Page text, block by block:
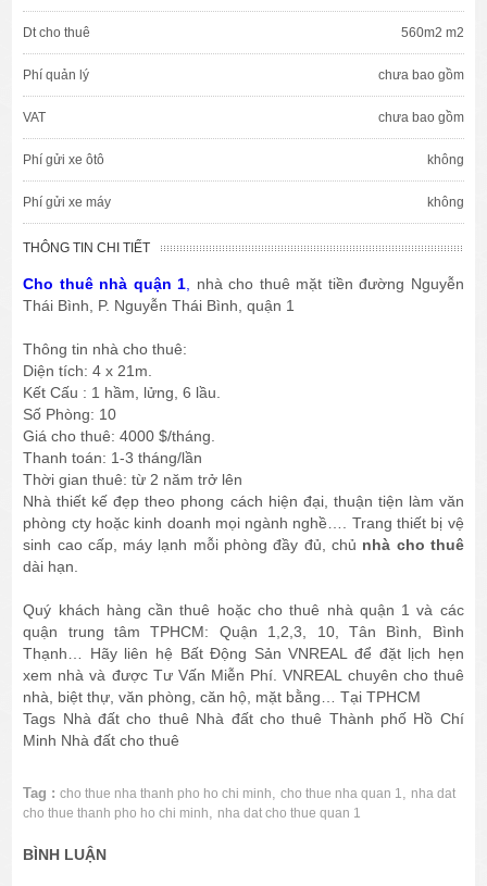
Dt cho thuê 560m2 m2
Phí quản lý chưa bao gồm
VAT chưa bao gồm
Phí gửi xe ôtô không
Phí gửi xe máy không
THÔNG TIN CHI TIẾT
Cho thuê nhà quận 1, nhà cho thuê mặt tiền đường Nguyễn
Thái Bình, P. Nguyễn Thái Bình, quận 1
Thông tin nhà cho thuê:
Diện tích: 4 x 21m.
Kết Cấu : 1 hầm, lửng, 6 lầu.
Số Phòng: 10
Giá cho thuê: 4000 $/tháng.
Thanh toán: 1-3 tháng/lần
Thời gian thuê: từ 2 năm trở lên
Nhà thiết kế đẹp theo phong cách hiện đại, thuận tiện làm văn
phòng cty hoặc kinh doanh mọi ngành nghề…. Trang thiết bị vệ
sinh cao cấp, máy lạnh mỗi phòng đầy đủ, chủ nhà cho thuê
dài hạn.
Quý khách hàng cần thuê hoặc cho thuê nhà quận 1 và các
quận trung tâm TPHCM: Quận 1,2,3, 10, Tân Bình, Bình
Thạnh… Hãy liên hệ Bất Động Sản VNREAL để đặt lịch hẹn
xem nhà và được Tư Vấn Miễn Phí. VNREAL chuyên cho thuê
nhà, biệt thự, văn phòng, căn hộ, mặt bằng… Tại TPHCM
Tags Nhà đất cho thuê Nhà đất cho thuê Thành phố Hồ Chí
Minh Nhà đất cho thuê
Tag : cho thue nha thanh pho ho chi minh,cho thue nha quan 1, nha dat
cho thue thanh pho ho chi minh, nha dat cho thue quan 1
BÌNH LUẬN